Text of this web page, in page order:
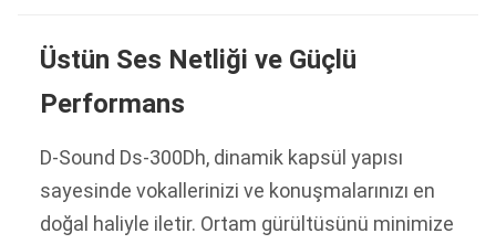
Üstün Ses Netliği ve Güçlü
Performans
D-Sound Ds-300Dh, dinamik kapsül yapısı
sayesinde vokallerinizi ve konuşmalarınızı en
doğal haliyle iletir. Ortam gürültüsünü minimize